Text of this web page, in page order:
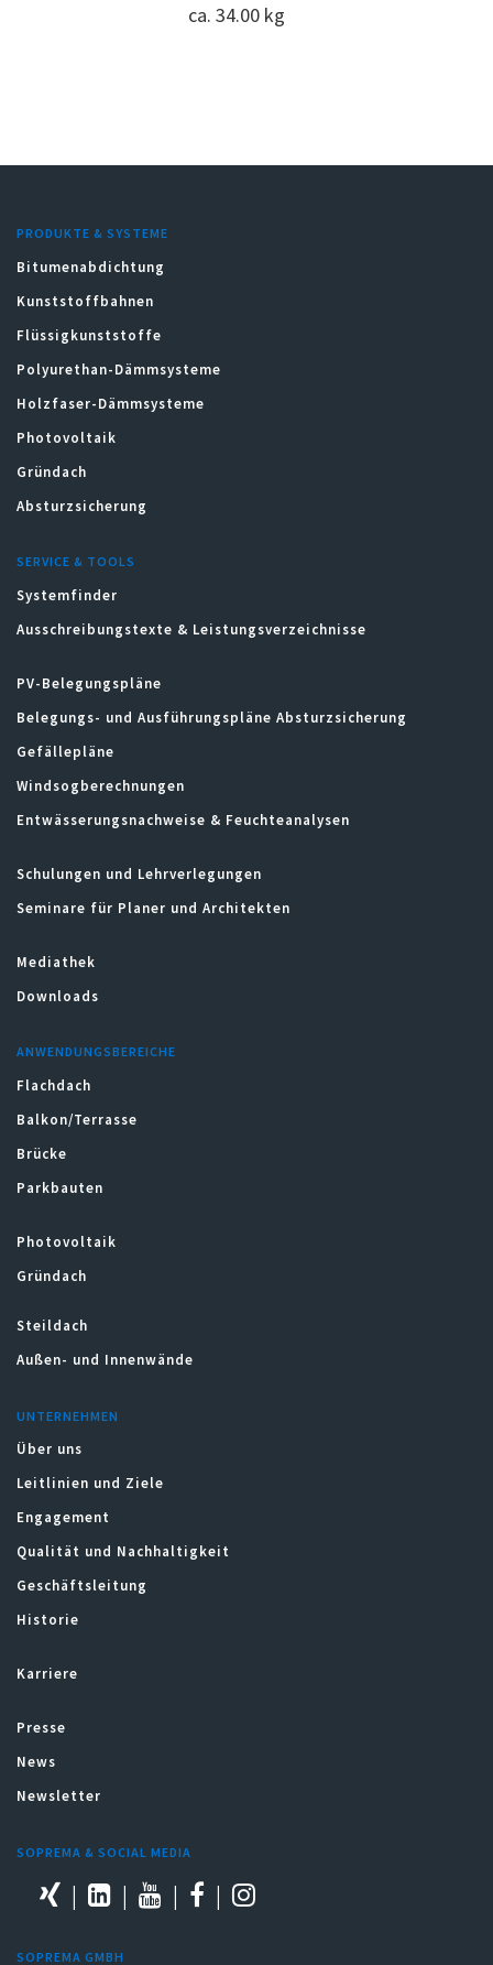
ca. 34.00 kg
PRODUKTE & SYSTEME
Bitumenabdichtung
Kunststoffbahnen
Flüssigkunststoffe
Polyurethan-Dämmsysteme
Holzfaser-Dämmsysteme
Photovoltaik
Gründach
Absturzsicherung
SERVICE & TOOLS
Systemfinder
Ausschreibungstexte & Leistungsverzeichnisse
PV-Belegungspläne
Belegungs- und Ausführungspläne Absturzsicherung
Gefällepläne
Windsogberechnungen
Entwässerungsnachweise & Feuchteanalysen
Schulungen und Lehrverlegungen
Seminare für Planer und Architekten
Mediathek
Downloads
ANWENDUNGSBEREICHE
Flachdach
Balkon/Terrasse
Brücke
Parkbauten
Photovoltaik
Gründach
Steildach
Außen- und Innenwände
UNTERNEHMEN
Über uns
Leitlinien und Ziele
Engagement
Qualität und Nachhaltigkeit
Geschäftsleitung
Historie
Karriere
Presse
News
Newsletter
SOPREMA & SOCIAL MEDIA
SOPREMA GMBH